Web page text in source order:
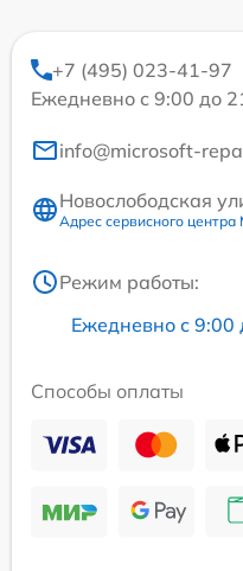
+7 (495) 023-41-97
Ежедневно с 9:00 до
info@microsoft-
Новослободская
Адрес сервисного центра
Режим работы:
Ежедневно с 9:00
Способы оплаты